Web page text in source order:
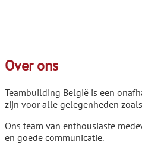
Over ons
Teambuilding België is een
zijn voor alle gelegenheden
Ons team van enthousiaste
en goede communicatie.